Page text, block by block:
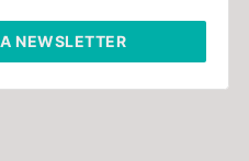
NEWSLETTER